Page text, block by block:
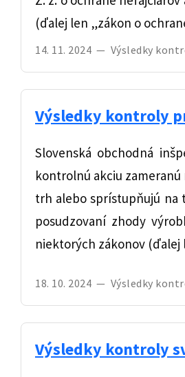
(ďalej len „zákon o
14. 11. 2024 — Výsledky
Výsledky kontroly
Slovenská obchodná
kontrolnú akciu
trh alebo sprístupňujú na
posudzovaní zhody
niektorých zákonov (ďalej
18. 10. 2024 — Výsledky
Výsledky kontroly